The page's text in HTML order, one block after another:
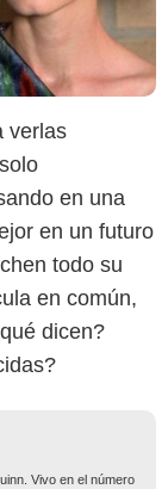
verlas
en una
en un futuro
todo su
en común,
dicen?
Vivo en el número